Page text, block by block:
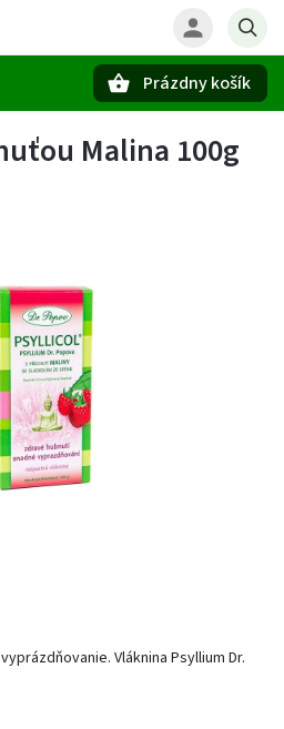
Prázdny košík
Malina 100g
Vláknina Psyllium Dr.